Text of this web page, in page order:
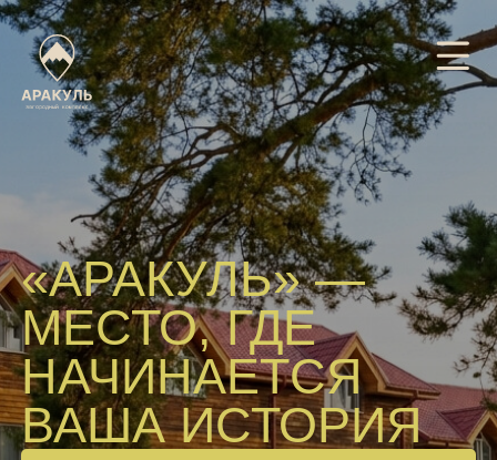
«АРАКУЛЬ» —
МЕСТО, ГДЕ
НАЧИНАЕТСЯ
ВАША ИСТОРИЯ
Подобрать пакетное предложение
Забронировать номер